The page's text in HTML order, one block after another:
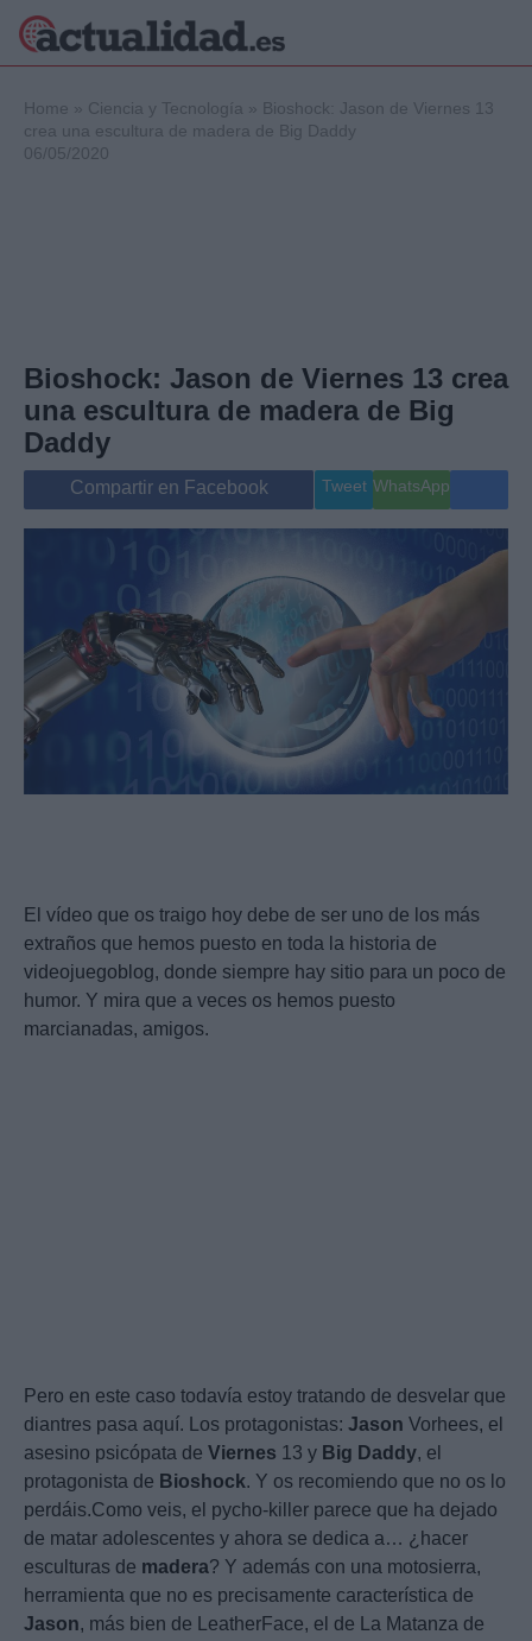
Internacional
Viajes
Gente
Musica
Home » Ciencia y Tecnología » Bioshock: Jason de Viernes 13
crea una escultura de madera de Big Daddy
06/05/2020
Bioshock: Jason de Viernes 13 crea
una escultura de madera de Big
Daddy
Compartir en Facebook Tweet WhatsApp
El vídeo que os traigo hoy debe de ser uno de los más
extraños que hemos puesto en toda la historia de
videojuegoblog, donde siempre hay sitio para un poco de
humor. Y mira que a veces os hemos puesto
marcianadas, amigos.
Pero en este caso todavía estoy tratando de desvelar que
diantres pasa aquí. Los protagonistas: Jason Vorhees, el
asesino psicópata de Viernes 13 y Big Daddy, el
protagonista de Bioshock. Y os recomiendo que no os lo
perdáis.Como veis, el pycho-killer parece que ha dejado
de matar adolescentes y ahora se dedica a… ¿hacer
esculturas de madera? Y además con una motosierra,
herramienta que no es precisamente característica de
Jason, más bien de LeatherFace, el de La Matanza de